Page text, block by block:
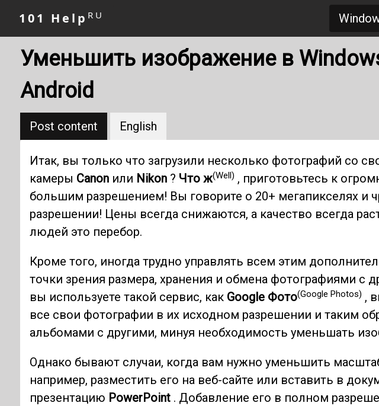
101 Help RU
Уменьшить изображение в
Android
Post content English
Итак, вы только что загрузили несколько фотографий со
камеры Canonили Nikon? Что ж(Well) , приготовьтесь к
большим разрешением! Вы говорите о 20+ мегапикселях и
разрешении! Цены всегда снижаются, а качество всегда
людей это перебор.
Кроме того, иногда трудно управлять всем этим
точки зрения размера, хранения и обмена фотографиями с
вы используете такой сервис, как Google Фото(Google Photos) ,
все свои фотографии в их исходном разрешении и таким
альбомами с другими, минуя необходимость уменьшать
Однако бывают случаи, когда вам нужно уменьшить
например, разместить его на веб-сайте или вставить в
презентацию PowerPoint. Добавление его в полном